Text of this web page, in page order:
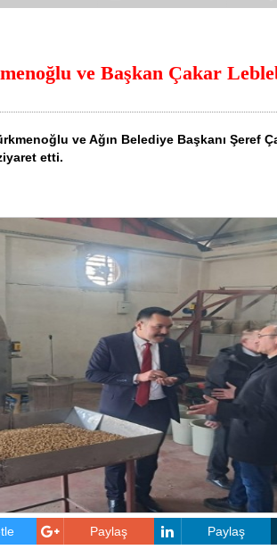
ve Başkan Çakar
ve Ağın Belediye Başkanı Şeref
etti.
Paylaş Paylaş